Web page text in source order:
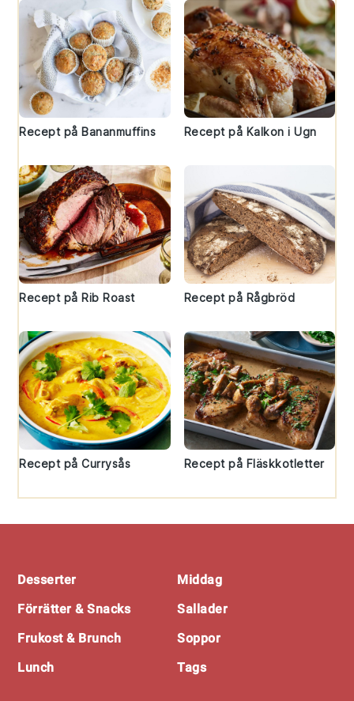
Recept på Bananmuffins Recept på Kalkon i Ugn
Recept på Rib Roast Recept på Rågbröd
Recept på Currysås Recept på Fläskkotletter
Desserter
Förrätter & Snacks
Frukost & Brunch
Lunch
Middag
Sallader
Soppor
Tags